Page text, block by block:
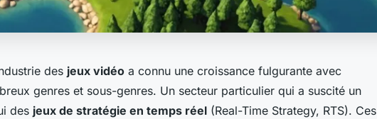
des jeux vidéo a connu une croissance fulgurante avec
genres et sous-genres. Un secteur particulier qui a suscité un
des jeux de stratégie en temps réel (Real-Time Strategy, RTS). Ces